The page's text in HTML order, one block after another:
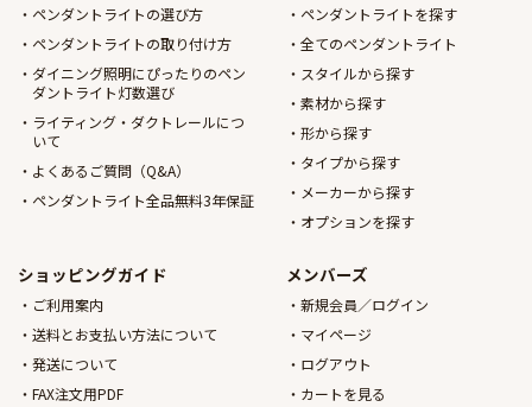
ペンダントライトの選び方
ペンダントライトの取り付け方
ダイニング照明にぴったりのペン
ダントライト灯数選び
ライティング・ダクトレールにつ
いて
よくあるご質問（Q&A）
ペンダントライト全品無料3年保証
ペンダントライトを探す
全てのペンダントライト
スタイルから探す
素材から探す
形から探す
タイプから探す
メーカーから探す
オプションを探す
ショッピングガイド
ご利用案内
送料とお支払い方法について
発送について
FAX注文用PDF
メンバーズ
新規会員／ログイン
マイページ
ログアウト
カートを見る